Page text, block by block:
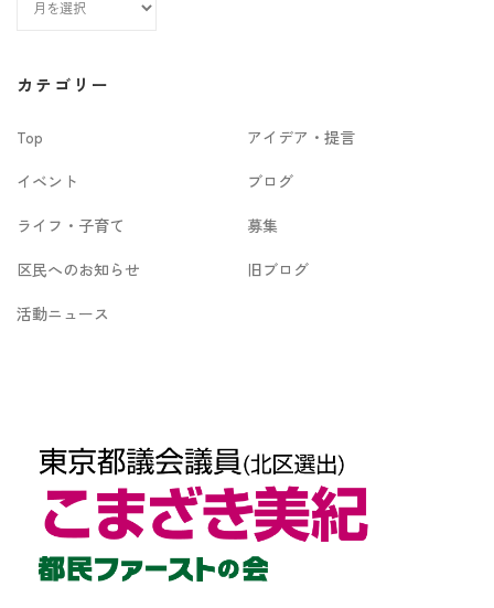
カ
ブ
カテゴリー
Top
アイデア・提言
イベント
ブログ
ライフ・子育て
募集
区民へのお知らせ
旧ブログ
活動ニュース